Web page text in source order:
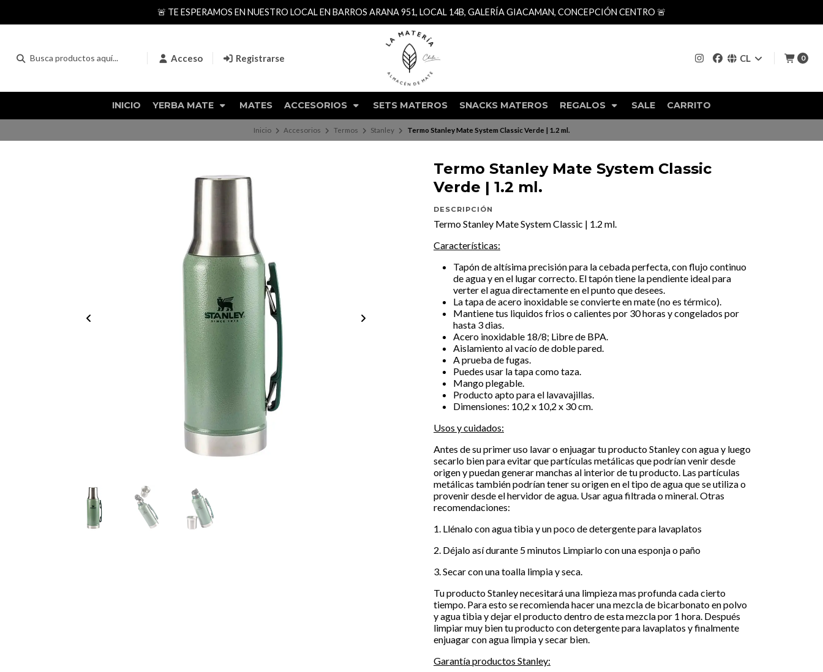
Acceso Registrarse CL 0
INICIO YERBA MATE MATES ACCESORIOS SETS MATEROS SNACKS MATEROS REGALOS SALE CARRITO
🚨 TE ESPERAMOS EN NUESTRO LOCAL EN BARROS ARANA 951, LOCAL 14B, GALERÍA GIACAMAN, CONCEPCIÓN CENTRO 🚨
Inicio Accesorios Termos Stanley Termo Stanley Mate System Classic Verde | 1.2 ml.
Termo Stanley Mate System Classic
Verde | 1.2 ml.
DESCRIPCIÓN
Termo Stanley Mate System Classic | 1.2 ml.
Características:
Tapón de altísima precisión para la cebada perfecta, con flujo continuo
de agua y en el lugar correcto. El tapón tiene la pendiente ideal para
verter el agua directamente en el punto que desees.
La tapa de acero inoxidable se convierte en mate (no es térmico).
Mantiene tus liquidos frios o calientes por 30 horas y congelados por
hasta 3 dias.
Acero inoxidable 18/8; Libre de BPA.
Aislamiento al vacío de doble pared.
A prueba de fugas.
Puedes usar la tapa como taza.
Mango plegable.
Producto apto para el lavavajillas.
Dimensiones: 10,2 x 10,2 x 30 cm.
Usos y cuidados:
Antes de su primer uso lavar o enjuagar tu producto Stanley con agua y luego
secarlo bien para evitar que partículas metálicas que podrían venir desde
origen y puedan generar manchas al interior de tu producto. Las partículas
metálicas también podrían tener su origen en el tipo de agua que se utiliza o
provenir desde el hervidor de agua. Usar agua filtrada o mineral. Otras
recomendaciones:
1. Llénalo con agua tibia y un poco de detergente para lavaplatos
2. Déjalo así durante 5 minutos Limpiarlo con una esponja o paño
3. Secar con una toalla limpia y seca.
Tu producto Stanley necesitará una limpieza mas profunda cada cierto
tiempo. Para esto se recomienda hacer una mezcla de bicarbonato en polvo
y agua tibia y dejar el producto dentro de esta mezcla por 1 hora. Después
limpiar muy bien tu producto con detergente para lavaplatos y finalmente
enjuagar con agua limpia y secar bien.
Garantía productos Stanley: